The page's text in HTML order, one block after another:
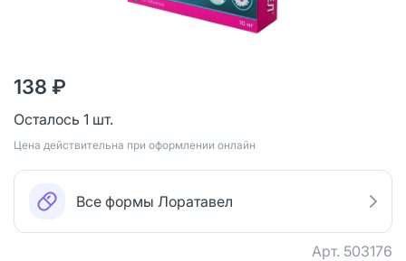
138 ₽
Осталось 1 шт.
Цена действительна при оформлении онлайн
Все формы Лоратавел
Арт. 503176